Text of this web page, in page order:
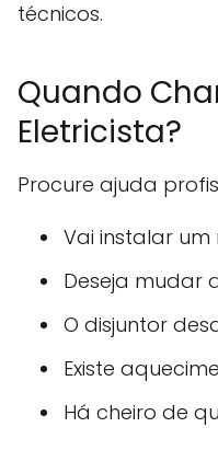
técnicos.
Quando
Eletricista?
Procure ajuda
Vai instalar um
Deseja mudar
O disjuntor
Existe
Há cheiro de